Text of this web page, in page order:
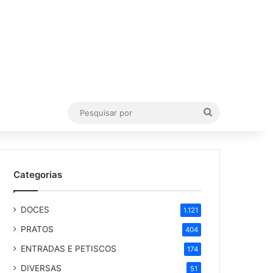
Categorias
DOCES 1.121
PRATOS 404
ENTRADAS E PETISCOS 174
DIVERSAS 51